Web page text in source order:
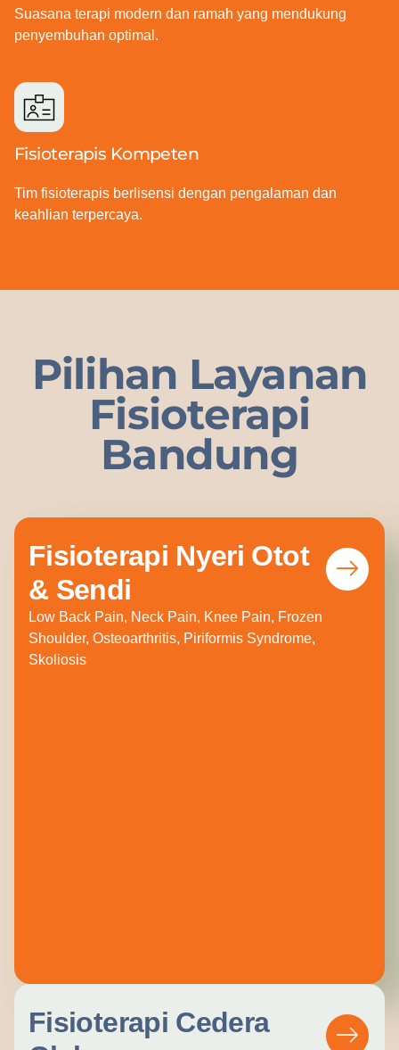
Suasana terapi modern dan ramah yang mendukung
penyembuhan optimal.
Fisioterapis Kompeten
Tim fisioterapis berlisensi dengan pengalaman dan
keahlian terpercaya.
Pilihan Layanan
Fisioterapi
Bandung
Fisioterapi Nyeri Otot
& Sendi
Low Back Pain, Neck Pain, Knee Pain, Frozen
Shoulder, Osteoarthritis, Piriformis Syndrome,
Skoliosis
Fisioterapi Cedera